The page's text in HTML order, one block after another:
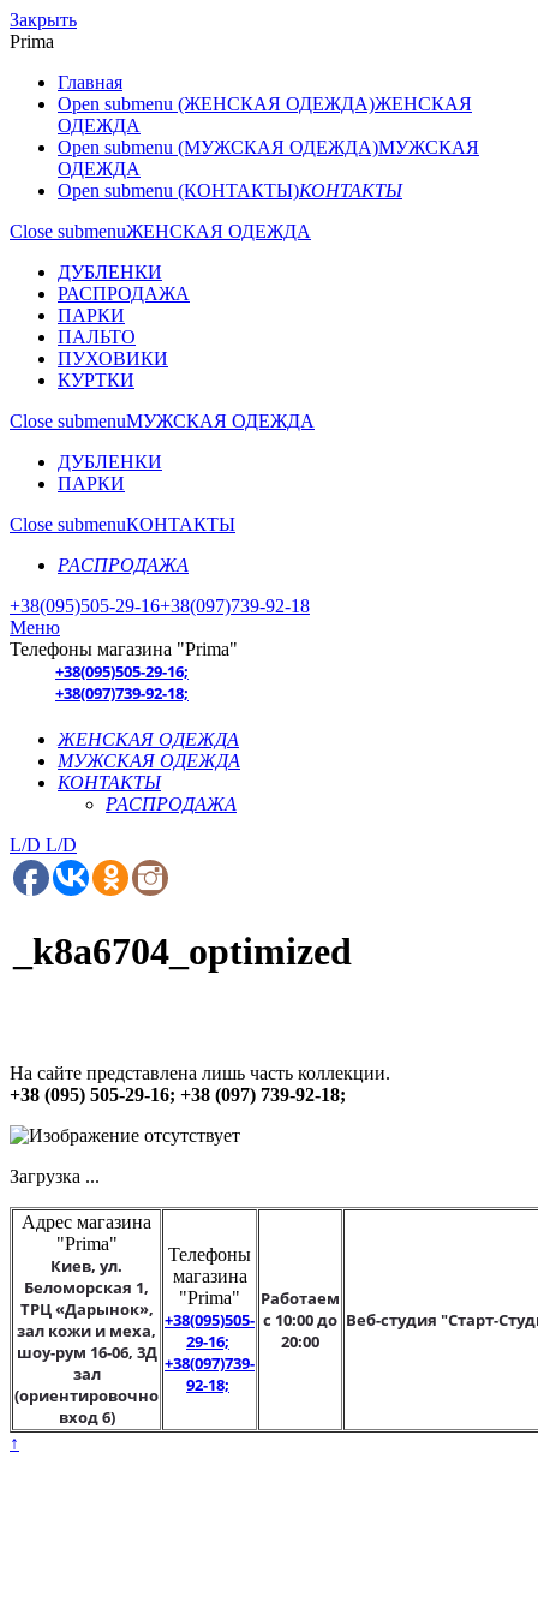
Закрыть
Prima
Главная
Open submenu (ЖЕНСКАЯ ОДЕЖДА)ЖЕНСКАЯ
ОДЕЖДА
Open submenu (МУЖСКАЯ ОДЕЖДА)МУЖСКАЯ
ОДЕЖДА
Open submenu (КОНТАКТЫ)КОНТАКТЫ
Close submenuЖЕНСКАЯ ОДЕЖДА
ДУБЛЕНКИ
РАСПРОДАЖА
ПАРКИ
ПАЛЬТО
ПУХОВИКИ
КУРТКИ
Close submenuМУЖСКАЯ ОДЕЖДА
ДУБЛЕНКИ
ПАРКИ
Close submenuКОНТАКТЫ
РАСПРОДАЖА
+38(095)505-29-16+38(097)739-92-18
Меню
Телефоны магазина "Prima"
+38(095)505-29-16;
+38(097)739-92-18;
ЖЕНСКАЯ ОДЕЖДА
МУЖСКАЯ ОДЕЖДА
КОНТАКТЫ
РАСПРОДАЖА
L/D L/D
_k8a6704_optimized
На сайте представлена лишь часть коллекции.
+38 (095) 505-29-16; +38 (097) 739-92-18;
Загрузка ...
Адрес магазина
"Prima"
Киев, ул.
Беломорская 1,
ТРЦ «Дарынок»,
зал кожи и меха,
шоу-рум 16-06, 3Д
зал
(ориентировочно
вход 6)
Телефоны
магазина
"Prima"
+38(095)505-
29-16;
+38(097)739-
92-18;
Работаем
с 10:00 до
20:00
Веб-студия "Старт-
↑